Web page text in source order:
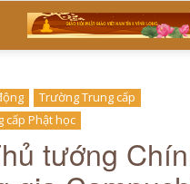
Trường Trung cấp
cấp Phật học
tướng